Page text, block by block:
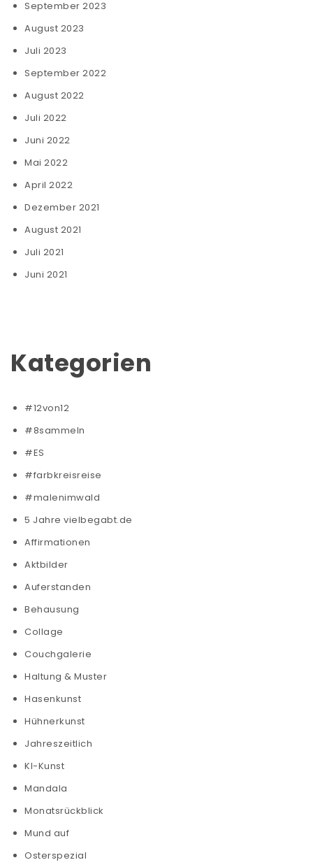
September 2023
August 2023
Juli 2023
September 2022
August 2022
Juli 2022
Juni 2022
Mai 2022
April 2022
Dezember 2021
August 2021
Juli 2021
Juni 2021
Kategorien
#12von12
#8sammeln
#ES
#farbkreisreise
#malenimwald
5 Jahre vielbegabt.de
Affirmationen
Aktbilder
Auferstanden
Behausung
Collage
Couchgalerie
Haltung & Muster
Hasenkunst
Hühnerkunst
Jahreszeitlich
KI-Kunst
Mandala
Monatsrückblick
Mund auf
Osterspezial